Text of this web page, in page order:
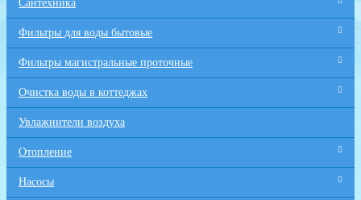
Сантехника
Фильтры для воды бытовые
Фильтры магистральные проточные
Очистка воды в коттеджах
Увлажнители воздуха
Отопление
Насосы